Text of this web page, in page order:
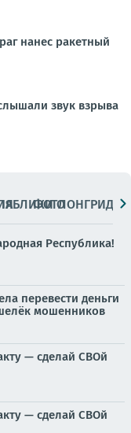
нанес ракетный
звук взрыва
ФОТОЛОНГРИДЫ
Республика!
перевести деньги
мошенников
— сделай СВОй
— сделай СВОй